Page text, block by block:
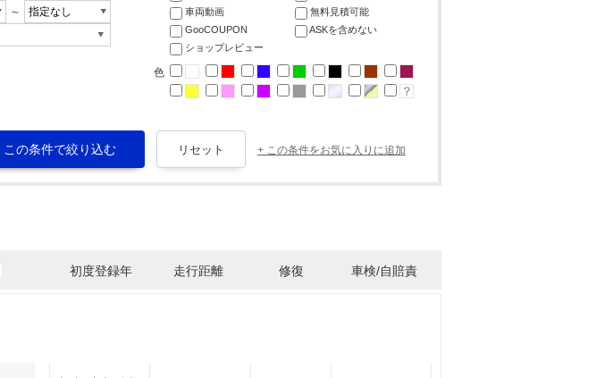
～
車両動画
無料見積可能
GooCOUPON
ASKを含めない
ショップレビュー
色
+ この条件をお気に入りに追加
初度登録年 走行距離 修復 車検/自賠責